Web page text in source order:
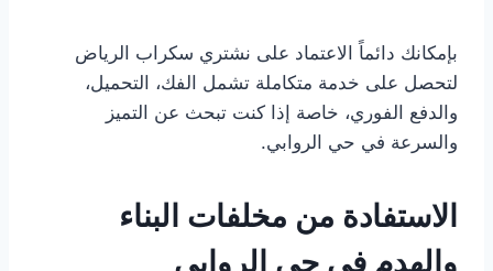
بإمكانك دائماً الاعتماد على نشتري سكراب الرياض
لتحصل على خدمة متكاملة تشمل الفك، التحميل،
والدفع الفوري، خاصة إذا كنت تبحث عن التميز
والسرعة في حي الروابي.
الاستفادة من مخلفات البناء
والهدم في حي الروابي